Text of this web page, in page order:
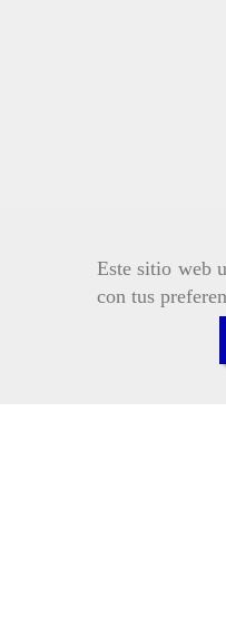
Este sitio web
con tus